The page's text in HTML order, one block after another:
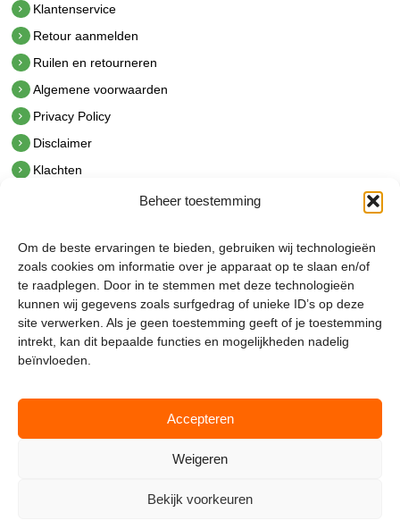
Beheer toestemming
Om de beste ervaringen te bieden, gebruiken wij technologieën
zoals cookies om informatie over je apparaat op te slaan en/of
te raadplegen. Door in te stemmen met deze technologieën
kunnen wij gegevens zoals surfgedrag of unieke ID’s op deze
site verwerken. Als je geen toestemming geeft of je toestemming
intrekt, kan dit bepaalde functies en mogelijkheden nadelig
beïnvloeden.
Accepteren
Weigeren
Bekijk voorkeuren
Klantenservice
Retour aanmelden
Ruilen en retourneren
Algemene voorwaarden
Privacy Policy
Disclaimer
Klachten
hetindustriehuis B.V.
De Hoek 1 1601 MR Enkhuizen
t.0228 53 00 40
e.info@hetindustriehuis.com
KVK 51483904
BTW NL850044522B01